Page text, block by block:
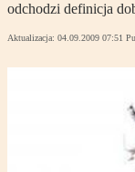
odchodzi definicja
Aktualizacja: 04.09.2009 07:51